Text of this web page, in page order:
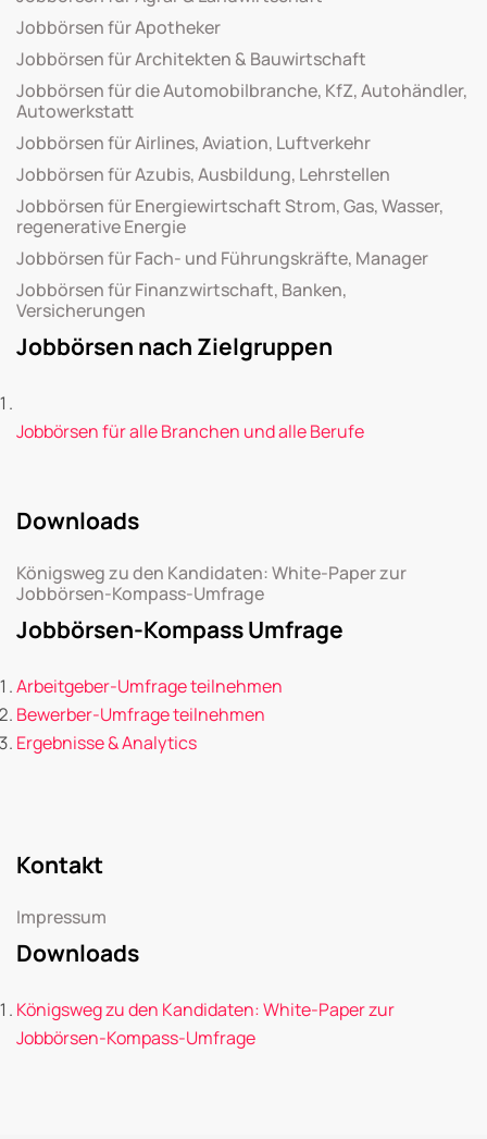
Jobbörsen für Apotheker
Jobbörsen für Architekten & Bauwirtschaft
Jobbörsen für die Automobilbranche, KfZ, Autohändler,
Autowerkstatt
Jobbörsen für Airlines, Aviation, Luftverkehr
Jobbörsen für Azubis, Ausbildung, Lehrstellen
Jobbörsen für Energiewirtschaft Strom, Gas, Wasser,
regenerative Energie
Jobbörsen für Fach- und Führungskräfte, Manager
Jobbörsen für Finanzwirtschaft, Banken,
Versicherungen
Jobbörsen nach Zielgruppen
Jobbörsen für alle Branchen und alle Berufe
Downloads
Königsweg zu den Kandidaten: White-Paper zur
Jobbörsen-Kompass-Umfrage
Jobbörsen-Kompass Umfrage
Arbeitgeber-Umfrage teilnehmen
Bewerber-Umfrage teilnehmen
Ergebnisse & Analytics
Kontakt
Impressum
Downloads
Königsweg zu den Kandidaten: White-Paper zur
Jobbörsen-Kompass-Umfrage